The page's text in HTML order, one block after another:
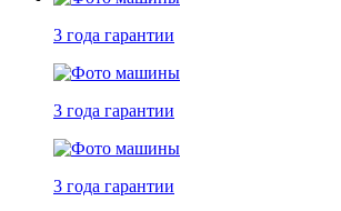
3 года гарантии
3 года гарантии
3 года гарантии